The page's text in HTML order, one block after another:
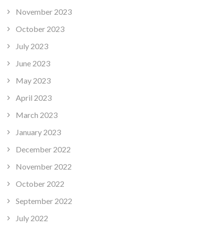
November 2023
October 2023
July 2023
June 2023
May 2023
April 2023
March 2023
January 2023
December 2022
November 2022
October 2022
September 2022
July 2022